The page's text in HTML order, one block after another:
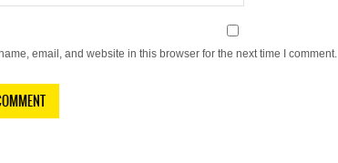
email, and website in this browser for the next time I comment.